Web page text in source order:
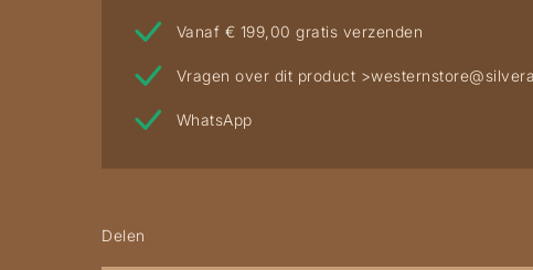
Vanaf € 199,00 gratis verzenden
Vragen over dit product >
WhatsApp
Delen